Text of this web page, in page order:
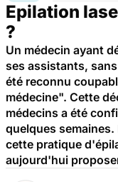
Epilation
?
Un médecin ayant
ses assistants,
été reconnu
médecine". Cette
médecins a été
quelques
cette pratique
aujourd'hui